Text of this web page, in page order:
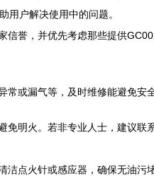
用户解决使用中的问题。
誉，并优先考虑那些提供
或漏气等，及时维修能避免安
明火。若非专业人士，建议联
点火针或感应器，确保无油污堵